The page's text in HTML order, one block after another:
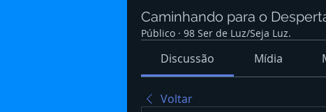
Caminhando para o
Público · 98 Ser de Luz/Seja Luz.
Discussão Mídia
Voltar